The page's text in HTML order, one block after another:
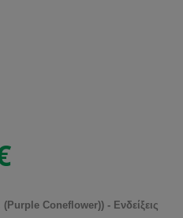
(Purple Coneflower)) - Ενδείξεις